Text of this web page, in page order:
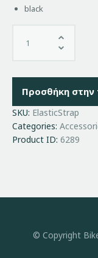
black
Προσθήκη
SKU: ElasticStrap
Categories:
Product ID: 6289
© Copyright